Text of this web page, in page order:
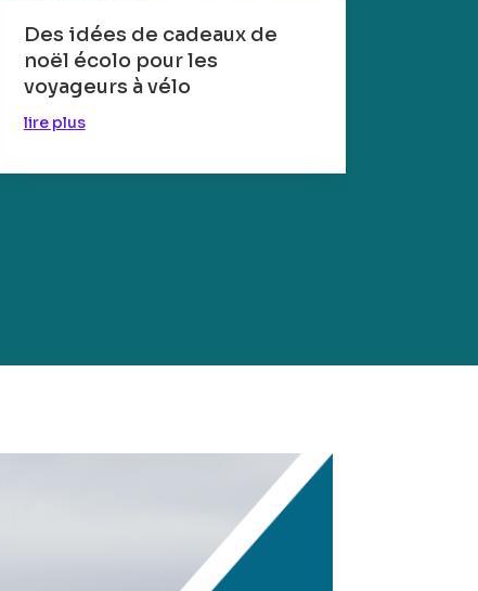
Des idées de cadeaux de
noël écolo pour les
voyageurs à vélo
lire plus